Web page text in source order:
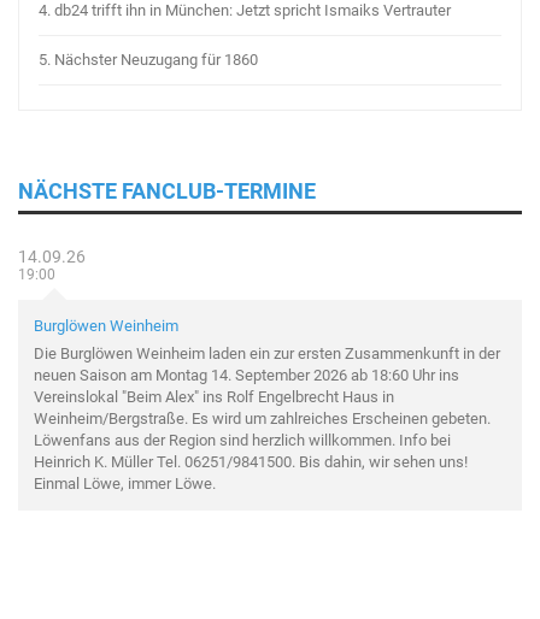
4. db24 trifft ihn in München: Jetzt spricht Ismaiks Vertrauter
5. Nächster Neuzugang für 1860
NÄCHSTE FANCLUB-TERMINE
14.09.26
19:00
Burglöwen Weinheim
Die Burglöwen Weinheim laden ein zur ersten Zusammenkunft in der
neuen Saison am Montag 14. September 2026 ab 18:60 Uhr ins
Vereinslokal "Beim Alex" ins Rolf Engelbrecht Haus in
Weinheim/Bergstraße. Es wird um zahlreiches Erscheinen gebeten.
Löwenfans aus der Region sind herzlich willkommen. Info bei
Heinrich K. Müller Tel. 06251/9841500. Bis dahin, wir sehen uns!
Einmal Löwe, immer Löwe.